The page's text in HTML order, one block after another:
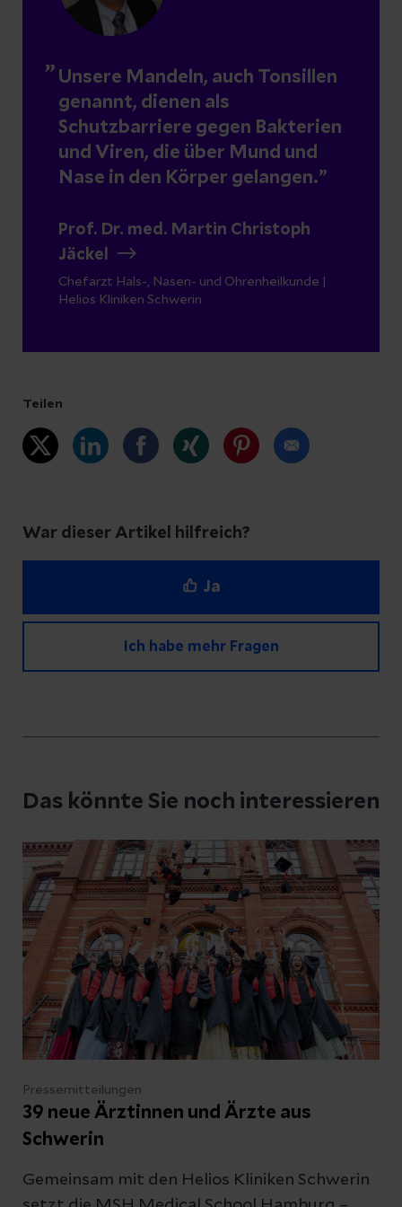
Chefarzt Hals-, Nasen- und Ohrenheilkunde |
Helios Kliniken Schwerin
Unsere Mandeln, auch Tonsillen
genannt, dienen als
Schutzbarriere gegen Bakterien
und Viren, die über Mund und
Nase in den Körper gelangen.
Prof. Dr. med. Martin Christoph
Jäckel
Teilen
War dieser Artikel hilfreich?
Ja
Ich habe mehr Fragen
Schreiben Sie uns eine Nachricht und geben
Sie Ihre E-Mail-Adresse an, damit wir uns bei
Ihnen melden können
Ihre Fragen zum Artikel
Datenschutzerklärung zur Kenntnis genommen
Das könnte Sie noch interessieren
Pressemitteilungen
39 neue Ärztinnen und Ärzte aus
Schwerin
Gemeinsam mit den Helios Kliniken Schwerin